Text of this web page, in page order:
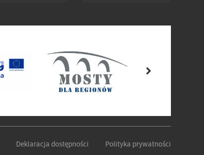
Deklaracja dostępności Polityka prywatności